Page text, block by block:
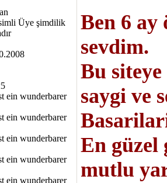
Ben 6 ay
sevdim.
Bu siteye
saygi ve
En güzel
mutlu